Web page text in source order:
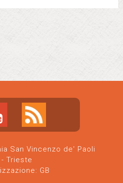
San Vincenzo de' Paoli
- Trieste
GB